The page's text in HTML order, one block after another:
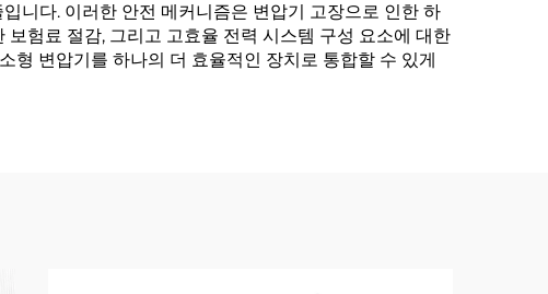
니다. 이러한 안전 메커니즘은 변압기 고장으로 인한 하
험료 절감, 그리고 고효율 전력 시스템 구성 요소에 대한
형 변압기를 하나의 더 효율적인 장치로 통합할 수 있게